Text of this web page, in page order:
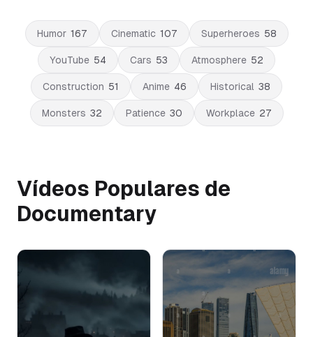
Humor 167 Cinematic 107 Superheroes 58
YouTube 54 Cars 53 Atmosphere 52
Construction 51 Anime 46 Historical 38
Monsters 32 Patience 30 Workplace 27
Vídeos Populares de
Documentary